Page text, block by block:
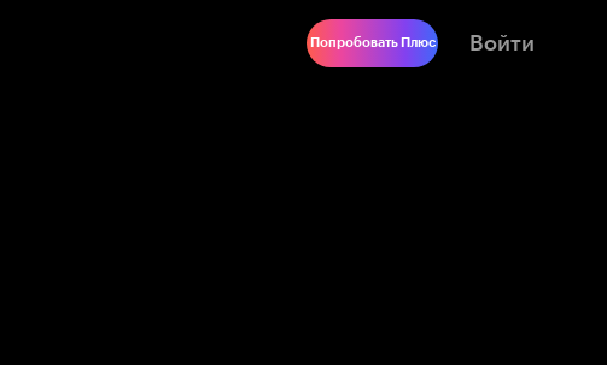
Попробовать Плюс Войти